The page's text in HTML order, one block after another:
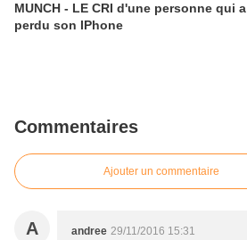
MUNCH - LE CRI d'une personne qui a
perdu son IPhone
Commentaires
Ajouter un commentaire
A andree 29/11/2016 15:31